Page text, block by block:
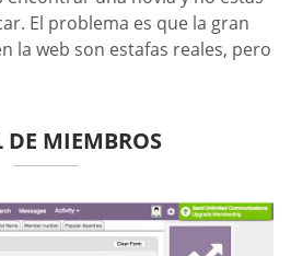
El problema es que la gran
la web son estafas reales, pero
DE MIEMBROS